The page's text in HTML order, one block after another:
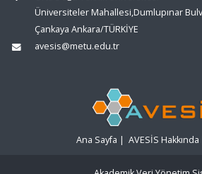
Üniversiteler Mahallesi,Dumlupınar
Çankaya Ankara/TÜRKİYE
avesis@metu.edu.tr
Ana Sayfa | AVESİS Hakkında